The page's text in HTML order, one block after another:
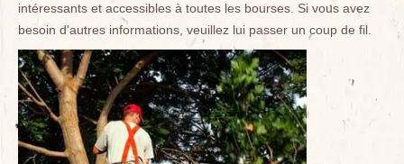
intéressants et accessibles à toutes les bourses. Si vous avez
besoin d'autres informations, veuillez lui passer un coup de fil.